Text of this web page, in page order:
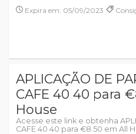
Expira em: 05/09/2023
APLICAÇÃO DE
CAFE 40 40 para
House
Acesse este link e obtenha
CAFE 40 40 para €8.50 em All